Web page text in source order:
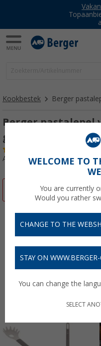
Kookbestek Berger
Berger pastalepel
grijs
Artikelnr: 803992WELCOME TO
You are currently
Would you rather
CHANGE TO THE
STAY ON
You can change the
SELECT